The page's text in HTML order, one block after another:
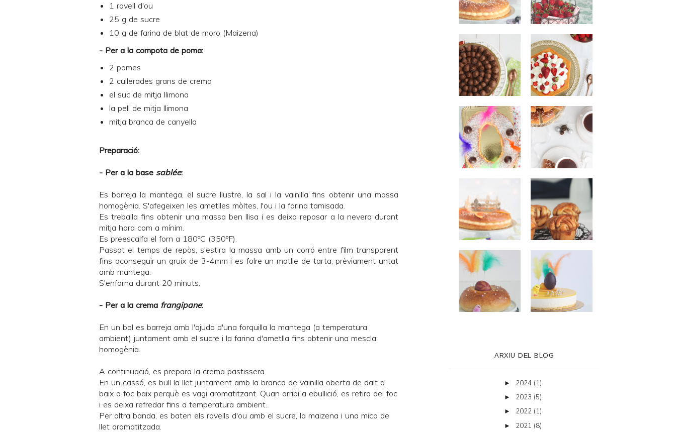
1 rovell d'ou
25 g de sucre
10 g de farina de blat de moro (Maizena)
- Per a la compota de poma:
2 pomes
2 cullerades grans de crema
el suc de mitja llimona
la pell de mitja llimona
mitja branca de canyella
Preparació:
- Per a la base sablée:
Es barreja la mantega, el sucre llustre, la sal i la vainilla fins obtenir una massa
homogènia. S'afegeixen les ametlles mòltes, l'ou i la farina tamisada.
Es treballa fins obtenir una massa ben llisa i es deixa reposar a la nevera durant
mitja hora com a mínim.
Es preescalfa el forn a 180ºC (350ºF).
Passat el temps de repòs, s'estira la massa amb un corró entre film transparent
fins aconseguir un gruix de 3-4mm i es folre un motlle de tarta, prèviament untat
amb mantega.
S'enforna durant 20 minuts.
- Per a la crema frangipane:
En un bol es barreja amb l'ajuda d'una forquilla la mantega (a temperatura
ambient) juntament amb el sucre i la farina d'ametlla fins obtenir una mescla
homogènia.
A continuació, es prepara la crema pastissera.
En un cassó, es bull la llet juntament amb la branca de vainilla oberta de dalt a
baix a foc baix perquè es vagi aromatitzant. Quan arribi a ebullició, es retira del foc
i es deixa refredar fins a temperatura ambient.
Per altra banda, es baten els rovells d'ou amb el sucre, la maizena i una mica de
llet aromatitzada.
ARXIU DEL BLOG
► 2024 (1)
► 2023 (5)
► 2022 (1)
► 2021 (8)